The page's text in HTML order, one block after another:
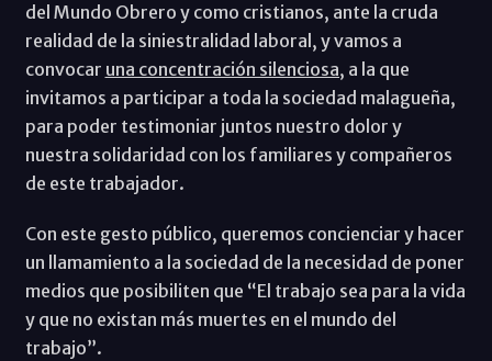
del Mundo Obrero y como cristianos, ante la cruda
realidad de la siniestralidad laboral, y vamos a
convocar una concentración silenciosa, a la que
invitamos a participar a toda la sociedad malagueña,
para poder testimoniar juntos nuestro dolor y
nuestra solidaridad con los familiares y compañeros
de este trabajador.
Con este gesto público, queremos concienciar y hacer
un llamamiento a la sociedad de la necesidad de poner
medios que posibiliten que “El trabajo sea para la vida
y que no existan más muertes en el mundo del
trabajo”.